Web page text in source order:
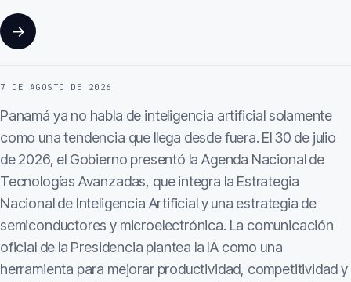
→
7 DE AGOSTO DE 2026
Panamá ya no habla de inteligencia artificial solamente
como una tendencia que llega desde fuera. El 30 de julio
de 2026, el Gobierno presentó la Agenda Nacional de
Tecnologías Avanzadas, que integra la Estrategia
Nacional de Inteligencia Artificial y una estrategia de
semiconductores y microelectrónica. La comunicación
oficial de la Presidencia plantea la IA como una
herramienta para mejorar productividad, competitividad y